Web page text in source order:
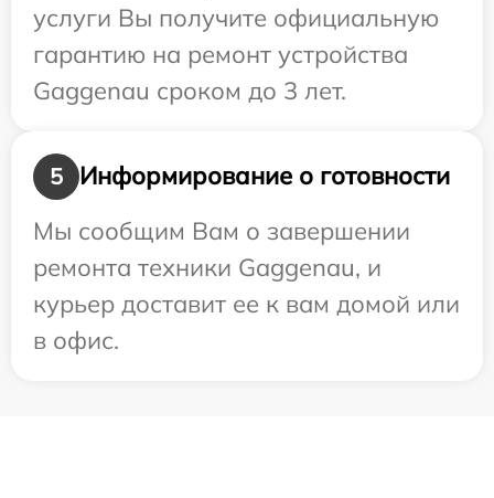
услуги Вы получите официальную
гарантию на ремонт устройства
Gaggenau сроком до 3 лет.
5
Информирование о готовности
Мы сообщим Вам о завершении
ремонта техники Gaggenau, и
курьер доставит ее к вам домой или
в офис.